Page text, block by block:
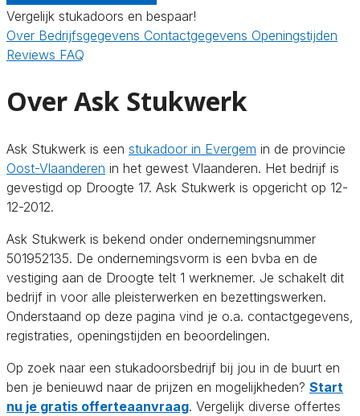
Vergelijk stukadoors en bespaar!
Over Bedrijfsgegevens Contactgegevens Openingstijden
Reviews FAQ
Over Ask Stukwerk
Ask Stukwerk is een stukadoor in Evergem in de provincie
Oost-Vlaanderen in het gewest Vlaanderen. Het bedrijf is
gevestigd op Droogte 17. Ask Stukwerk is opgericht op 12-
12-2012.
Ask Stukwerk is bekend onder ondernemingsnummer
501952135. De ondernemingsvorm is een bvba en de
vestiging aan de Droogte telt 1 werknemer. Je schakelt dit
bedrijf in voor alle pleisterwerken en bezettingswerken.
Onderstaand op deze pagina vind je o.a. contactgegevens,
registraties, openingstijden en beoordelingen.
Op zoek naar een stukadoorsbedrijf bij jou in de buurt en
ben je benieuwd naar de prijzen en mogelijkheden? Start
nu je gratis offerteaanvraag. Vergelijk diverse offertes